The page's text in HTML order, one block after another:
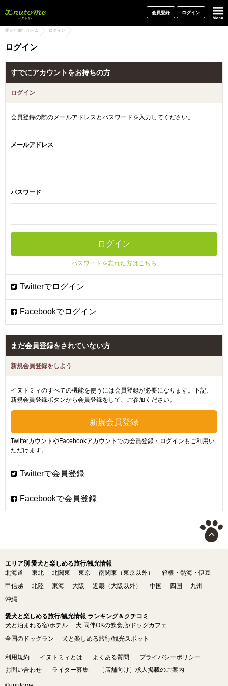
会員登録 ログイン
愛犬と旅行 ホーム ログイン
ログイン
すでにアカウントをお持ちの方
ログイン
会員登録の際のメールアドレスとパスワードを入力してください。
メールアドレス
パスワード
パスワードを忘れた方はこちら
まだ会員登録をされていない方
新規会員登録をしよう
イヌトミィのすべての機能を使うには会員登録が必要になります。下記、
新規会員登録ボタンから会員登録をして、ご参加ください。
TwitterカウントやFacebookアカウントでの会員登録・ログインもご利用い
ただけます。
エリア別 愛犬と楽しめる旅行/観光情報
北海道
東北 北関東 東京 南関東（東京以外）
箱根・熱海・伊豆
甲信越
北陸 東海 大阪 近畿（大阪以外） 中国 四国
九州
沖縄
愛犬と楽しめる旅行/観光情報 ランキング＆クチコミ
犬と泊まれる宿/ホテル
犬 同伴OKの飲食店/ドッグカフェ
全国のドッグラン
犬と楽しめる旅行/観光スポット
利用規約 イヌトミィとは よくある質問
プライバシーポリシー
お問い合わせ
ライター募集 ［店舗向け］求人掲載のご案内